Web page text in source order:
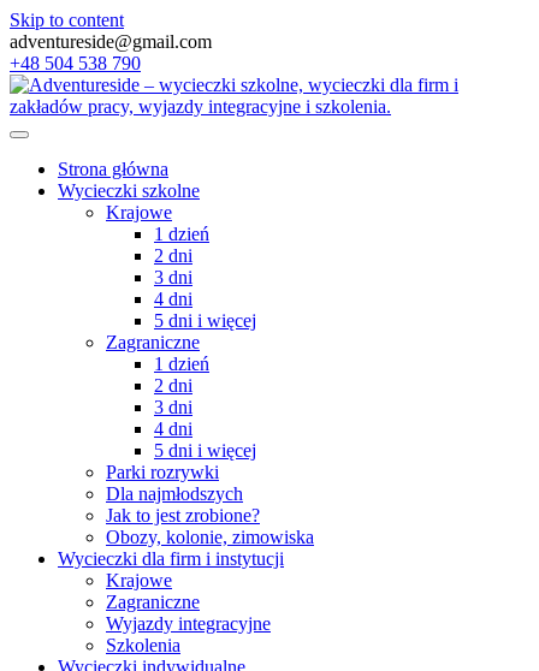
Skip to content
adventureside@gmail.com
+48 504 538 790
Strona główna
Wycieczki szkolne
Krajowe
1 dzień
2 dni
3 dni
4 dni
5 dni i więcej
Zagraniczne
1 dzień
2 dni
3 dni
4 dni
5 dni i więcej
Parki rozrywki
Dla najmłodszych
Jak to jest zrobione?
Obozy, kolonie, zimowiska
Wycieczki dla firm i instytucji
Krajowe
Zagraniczne
Wyjazdy integracyjne
Szkolenia
Wycieczki indywidualne